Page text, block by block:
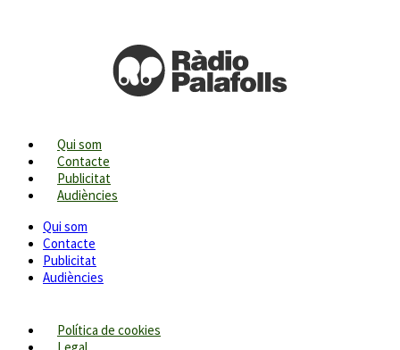
Qui som
Contacte
Publicitat
Audiències
Qui som
Contacte
Publicitat
Audiències
Política de cookies
Legal